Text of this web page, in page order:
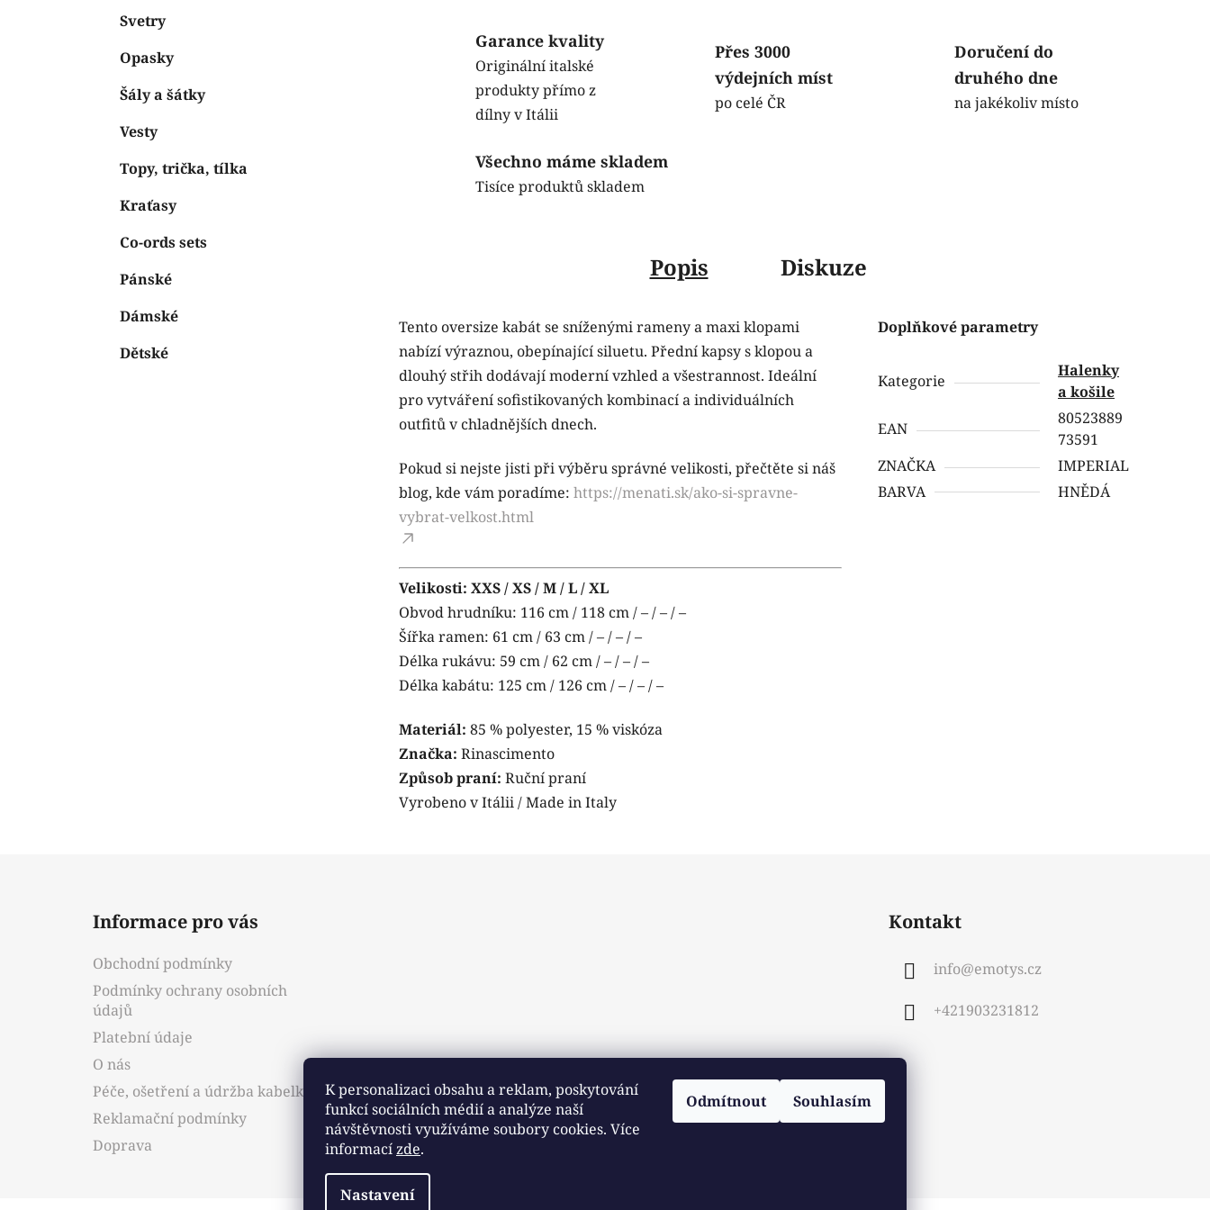
K personalizaci obsahu a reklam, poskytování
funkcí sociálních médií a analýze naší
návštěvnosti využíváme soubory cookies. Více
informacízde.
Nastavení
Odmítnout Souhlasím
Svetry
Opasky
Šály a šátky
Vesty
Topy, trička, tílka
Kraťasy
Co-ords sets
Pánské
Dámské
Dětské
Garance kvality
Originální italské
produkty přímo z
dílny v Itálii
Přes 3000
výdejních míst
po celé ČR
Doručení do
druhého dne
na jakékoliv místo
Všechno máme skladem
Tisíce produktů skladem
Popis Diskuze
Tento oversize kabát se sníženými rameny a maxi klopami
nabízí výraznou, obepínající siluetu. Přední kapsy s klopou a
dlouhý střih dodávají moderní vzhled a všestrannost. Ideální
pro vytváření sofistikovaných kombinací a individuálních
outfitů v chladnějších dnech.
Pokud si nejste jisti při výběru správné velikosti, přečtěte si náš
blog, kde vám poradíme: https://menati.sk/ako-si-spravne-
vybrat-velkost.html
Velikosti: XXS / XS / M / L / XL
Obvod hrudníku: 116 cm / 118 cm / – / – / –
Šířka ramen: 61 cm / 63 cm / – / – / –
Délka rukávu: 59 cm / 62 cm / – / – / –
Délka kabátu: 125 cm / 126 cm / – / – / –
Materiál: 85 % polyester, 15 % viskóza
Značka: Rinascimento
Způsob praní: Ruční praní
Vyrobeno v Itálii / Made in Italy
Doplňkové parametry
Kategorie
Halenky
a košile
EAN
80523889
73591
ZNAČKA
IMPERIAL
BARVA
HNĚDÁ
Informace pro vás
Obchodní podmínky
Podmínky ochrany osobních
údajů
Platební údaje
O nás
Péče, ošetření a údržba kabelky
Reklamační podmínky
Doprava
Kontakt
info@emotys.cz
+421903231812